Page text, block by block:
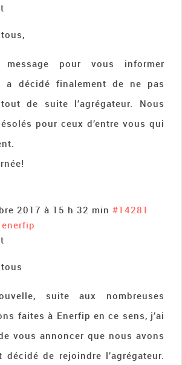
pour vous informer
a décidé finalement de ne pas
de suite l’agrégateur. Nous
pour ceux d’entre vous qui
2017 à 15 h 32 min #14281
suite aux nombreuses
faites à Enerfip en ce sens, j’ai
vous annoncer que nous avons
décidé de rejoindre l’agrégateur.